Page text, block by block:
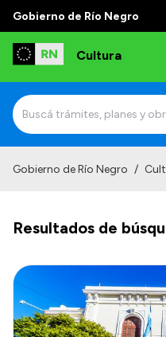
Gobierno de Río Negro
Cultura
Funciones
Autoridades
Delegaciones
Normativa
Gobierno de Río Negro /
Resultados de